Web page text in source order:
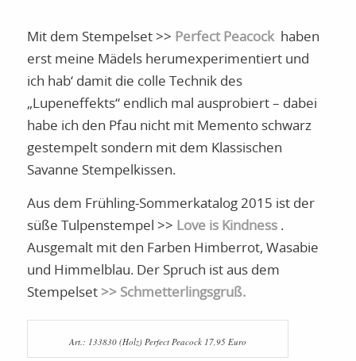
Mit dem Stempelset >> Perfect Peacockhaben
erst meine Mädels herumexperimentiert und
ich hab‘ damit die colle Technik des
„Lupeneffekts“ endlich mal ausprobiert – dabei
habe ich den Pfau nicht mit Memento schwarz
gestempelt sondern mit dem Klassischen
Savanne Stempelkissen.
Aus dem Frühling-Sommerkatalog 2015 ist der
süße Tulpenstempel >> Love is Kindness.
Ausgemalt mit den Farben Himberrot, Wasabie
und Himmelblau. Der Spruch ist aus dem
Stempelset >> Schmetterlingsgruß.
Art.: 133830 (Holz) Perfect Peacock 17,95 Euro